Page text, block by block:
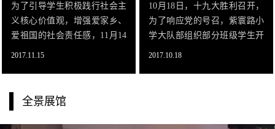
为了引导学生积极践行社会主
义核心价值观，增强爱家乡、
爱祖国的社会责任感，11月14
织学生参观市城市规划展示
馆，让学生深入了解城市基本
规划知识及城市未来发展，使
2017.11.15
10月18日，十九大胜利召开，
为了响应党的号召，紫寰路小
学大队部组织部分班级学生开
下，同学们感受到了自己家乡
2017.10.18
全景展馆